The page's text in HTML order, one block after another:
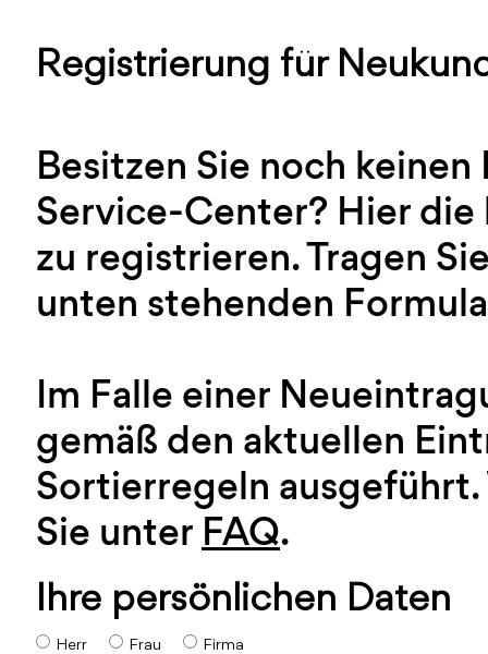
Registrierung für
Besitzen Sie noch
Service-Center? Hier
zu registrieren. Tragen
unten stehenden
Im Falle einer
gemäß den aktuellen
Sortierregeln
Sie unter FAQ.
Ihre persönlichen Daten
Herr Frau Firma